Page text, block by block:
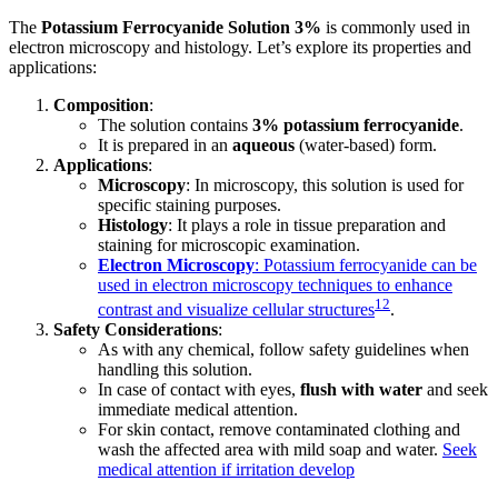
The Potassium Ferrocyanide Solution 3% is commonly used in
electron microscopy and histology. Let’s explore its properties and
applications:
Composition:
The solution contains 3% potassium ferrocyanide.
It is prepared in an aqueous (water-based) form.
Applications:
Microscopy: In microscopy, this solution is used for
specific staining purposes.
Histology: It plays a role in tissue preparation and
staining for microscopic examination.
Electron Microscopy: Potassium ferrocyanide can be
used in electron microscopy techniques to enhance
contrast and visualize cellular structures1 2.
Safety Considerations:
As with any chemical, follow safety guidelines when
handling this solution.
In case of contact with eyes, flush with water and seek
immediate medical attention.
For skin contact, remove contaminated clothing and
wash the affected area with mild soap and water. Seek
medical attention if irritation develop